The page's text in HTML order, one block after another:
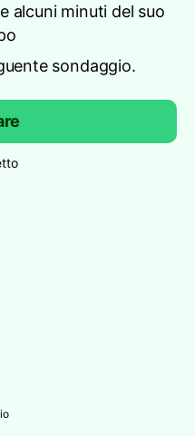
alcuni minuti del suo
sondaggio.